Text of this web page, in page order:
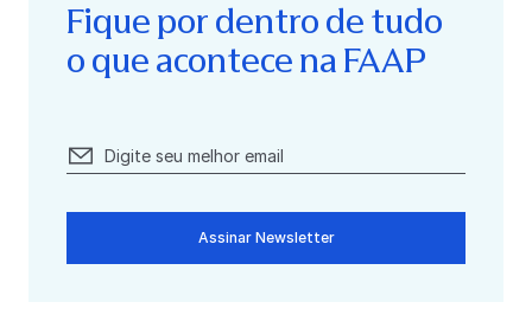
Fique por dentro de tudo
o que acontece na FAAP
Assinar Newsletter